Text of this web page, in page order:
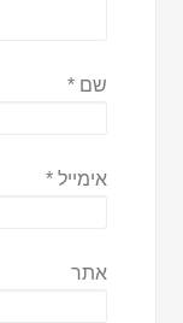
שם*
אימייל*
אתר